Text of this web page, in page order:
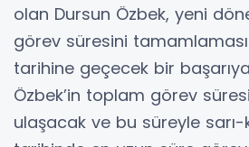
olan Dursun Özbek, yeni
görev süresini
tarihine geçecek bir
Özbek’in toplam görev
ulaşacak ve bu süreyle sarı-